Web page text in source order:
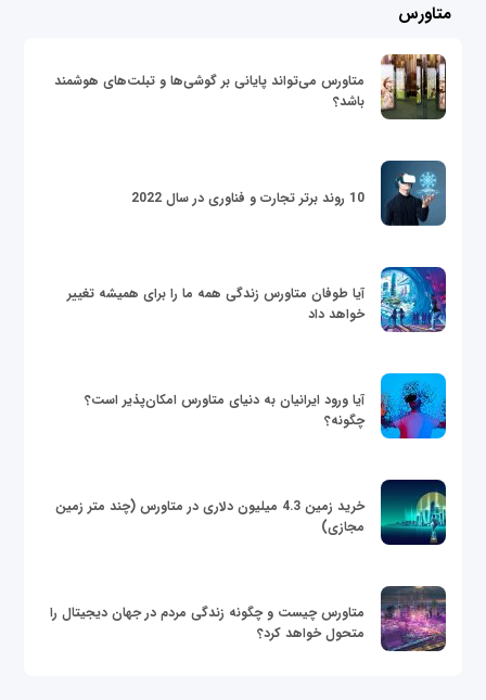
متاورس
متاورس می‌تواند پایانی بر گوشی‌ها و تبلت‌های هوشمند
باشد؟
10 روند برتر تجارت و فناوری در سال 2022
آیا طوفان متاورس زندگی همه ما را برای همیشه تغییر
خواهد داد
آیا ورود ایرانیان به دنیای متاورس امکان‌پذیر است؟
چگونه؟
خرید زمین 4.3 میلیون دلاری در متاورس (چند متر زمین
مجازی)
متاورس چیست و چگونه زندگی مردم در جهان دیجیتال را
متحول خواهد کرد؟